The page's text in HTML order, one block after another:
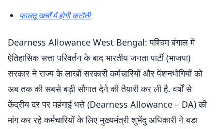
फालतू खर्चों में होगी कटौती
Dearness Allowance West Bengal: पश्चिम बंगाल में
ऐतिहासिक सत्ता परिवर्तन के बाद भारतीय जनता पार्टी (भाजपा)
सरकार ने राज्य के लाखों सरकारी कर्मचारियों और पेंशनभोगियों को
अब तक की सबसे बड़ी सौगात देने की तैयारी कर ली है. वर्षों से
केंद्रीय दर पर महंगाई भत्ते (Dearness Allowance – DA) की
मांग कर रहे कर्मचारियों के लिए मुख्यमंत्री शुभेंदु अधिकारी ने बड़ा